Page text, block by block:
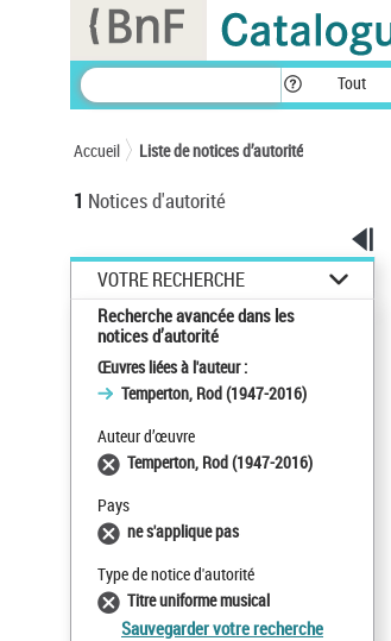
Tout
Accueil Liste de notices d’autorité
1 Notices d'autorité
VOTRE RECHERCHE
Recherche avancée dans les
notices d’autorité
Œuvres liées à l'auteur :
Temperton, Rod (1947-2016)
Auteur d’œuvre
Temperton, Rod (1947-2016)
Pays
ne s'applique pas
Type de notice d'autorité
Titre uniforme musical
Sauvegarder votre recherche
Panneau de gestion des cookies